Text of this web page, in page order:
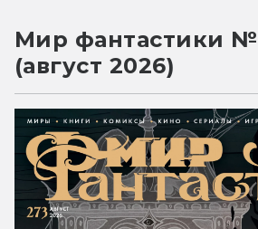
Мир фантастики №
(август 2026)